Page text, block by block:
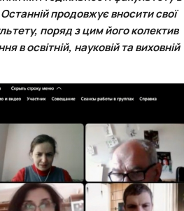
продовжує вносити свої
поряд з цим його колектив
в освітній, науковій та виховній